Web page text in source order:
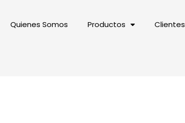
Quienes Somos Productos Clientes